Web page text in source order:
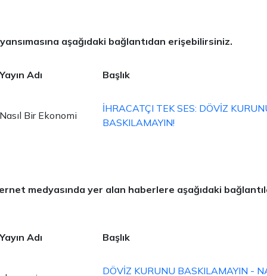
aşağıdaki bağlantıdan erişebilirsiniz.
Yayın Adı Başlık
Nasıl Bir Ekonomi
İHRACATÇI TEK SES: DÖVİZ
BASKILAMAYIN!
medyasında yer alan haberlere aşağıdaki
Yayın Adı Başlık
DÖVİZ KURUNU BASKILAMAYIN -